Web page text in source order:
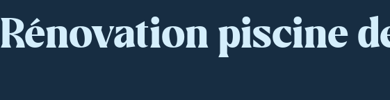
Rénovation piscine